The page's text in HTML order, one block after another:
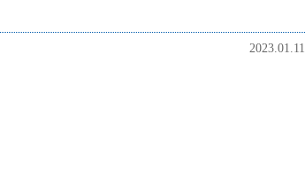
2023.01.11